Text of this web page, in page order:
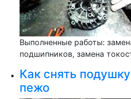
Выполненные работы:
подшипников, замена
Как снять
пежо